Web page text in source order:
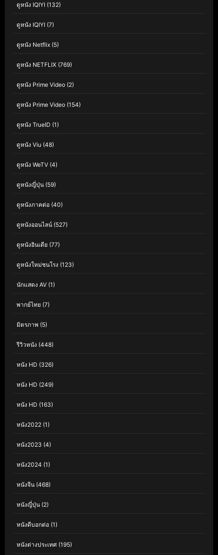
ดูหนัง IQIYI (132)
ดูหนัง IQIYI (7)
ดูหนัง Netflix (5)
ดูหนัง NETFLIX (769)
ดูหนัง Prime Video (2)
ดูหนัง Prime Video (154)
ดูหนัง TrueID (1)
ดูหนัง Viu (48)
ดูหนัง WeTV (4)
ดูหนังญี่ปุ่น (59)
ดูหนังภาคต่อ (40)
ดูหนังออนไลน์ (527)
ดูหนังอินเดีย (77)
ดูหนังใหม่ชนโรง (123)
นักแสดง AV (1)
พากย์ไทย (7)
มิตรภาพ (5)
รีวิวหนัง (448)
หนัง HD (326)
หนัง HD (249)
หนัง HD (163)
หนัง2022 (1)
หนัง2023 (4)
หนัง2024 (1)
หนังจีน (468)
หนังญี่ปุ่น (2)
หนังดีบอกต่อ (1)
หนังต่างประเทศ (195)